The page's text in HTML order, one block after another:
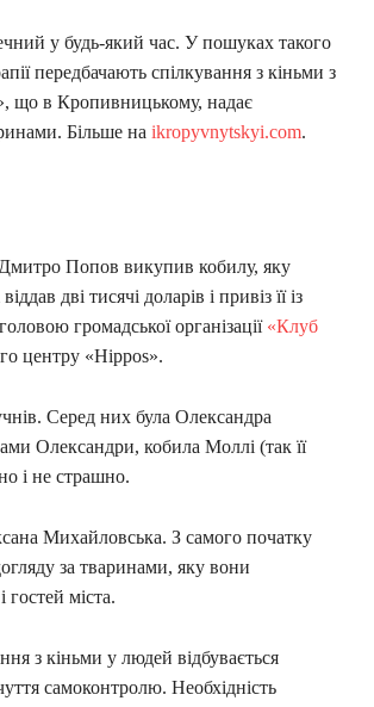
у будь-який час. У пошуках такого
передбачають спілкування з кіньми з
що в Кропивницькому, надає
Більше на ikropyvnytskyi.com.
Попов викупив кобилу, яку
дві тисячі доларів і привіз її із
громадської організації «Клуб
центру «Hippos».
Серед них була Олександра
Олександри, кобила Моллі (так її
і не страшно.
Михайловська. З самого початку
за тваринами, яку вони
міста.
з кіньми у людей відбувається
самоконтролю. Необхідність